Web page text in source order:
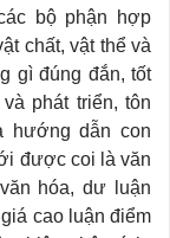
bộ phận hợp
chất, vật thể và
gì đúng đắn, tốt
phát triển, tôn
hướng dẫn con
được coi là văn
hóa, dư luận
cao luận điểm